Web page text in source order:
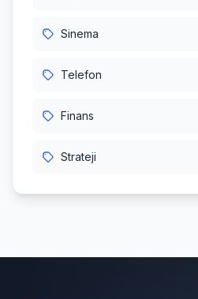
Sinema
Telefon
Finans
Strateji